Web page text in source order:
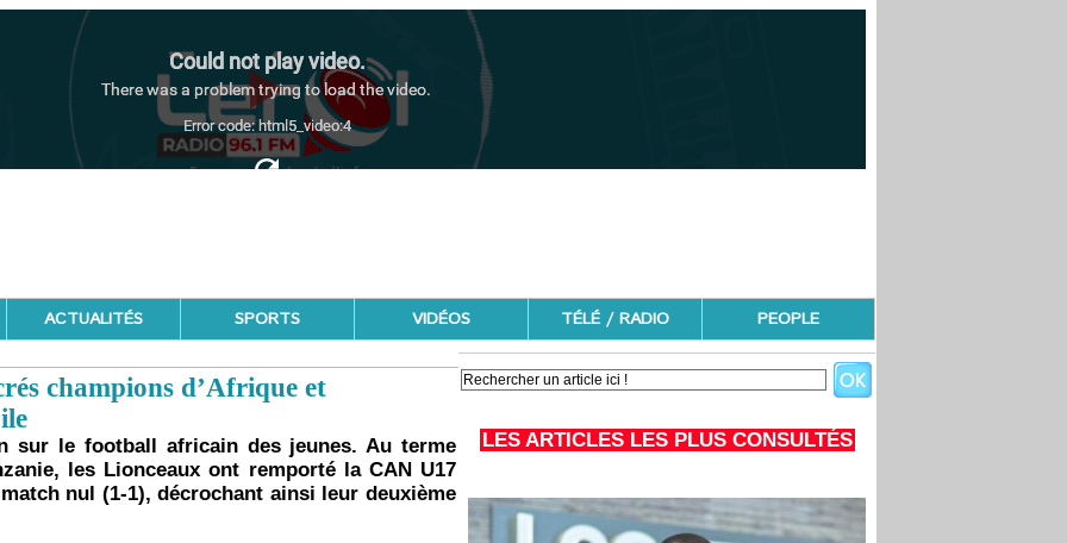
ACTUALITÉS SPORTS VIDÉOS TÉLÉ / RADIO PEOPLE
champions d’Afrique et
sur le football africain des jeunes. Au terme
les Lionceaux ont remporté la CAN U17
nul (1-1), décrochant ainsi leur deuxième
LES ARTICLES LES PLUS CONSULTÉS